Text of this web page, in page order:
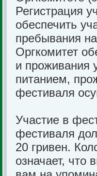
Регистрация
обеспечить
пребывания
Оргкомитет
и проживания
питанием,
фестиваля
Участие в
фестиваля
20 гривен.
означает, что